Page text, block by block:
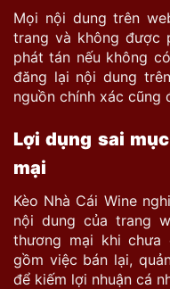
Mọi nội dung trên
trang và không được
phát tán nếu không
đăng lại nội dung
nguồn chính xác cũng
Lợi dụng sai
mại
Kèo Nhà Cái Wine
nội dung của trang
thương mại khi
gồm việc bán lại,
để kiếm lợi nhuận cá